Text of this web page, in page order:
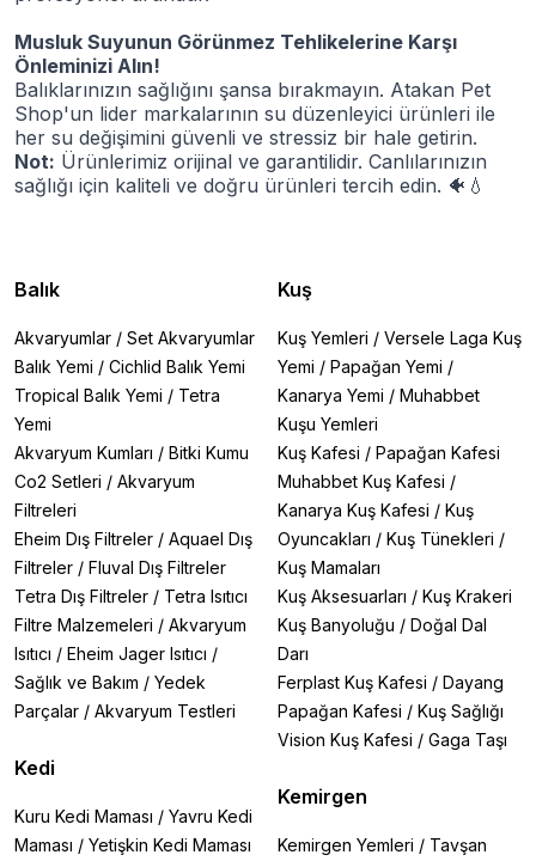
Musluk Suyunun Görünmez Tehlikelerine Karşı
Önleminizi Alın!
Balıklarınızın sağlığını şansa bırakmayın. Atakan Pet
Shop'un lider markalarının su düzenleyici ürünleri ile
her su değişimini güvenli ve stressiz bir hale getirin.
Not: Ürünlerimiz orijinal ve garantilidir. Canlılarınızın
sağlığı için kaliteli ve doğru ürünleri tercih edin. 🐠💧
Balık
Akvaryumlar / Set Akvaryumlar
Balık Yemi / Cichlid Balık Yemi
Tropical Balık Yemi / Tetra
Yemi
Akvaryum Kumları / Bitki Kumu
Co2 Setleri / Akvaryum
Filtreleri
Eheim Dış Filtreler / Aquael Dış
Filtreler / Fluval Dış Filtreler
Tetra Dış Filtreler / Tetra Isıtıcı
Filtre Malzemeleri / Akvaryum
Isıtıcı / Eheim Jager Isıtıcı /
Sağlık ve Bakım / Yedek
Parçalar / Akvaryum Testleri
Kedi
Kuru Kedi Maması / Yavru Kedi
Maması / Yetişkin Kedi Maması
Kuş
Kuş Yemleri / Versele Laga Kuş
Yemi / Papağan Yemi /
Kanarya Yemi / Muhabbet
Kuşu Yemleri
Kuş Kafesi / Papağan Kafesi
Muhabbet Kuş Kafesi /
Kanarya Kuş Kafesi / Kuş
Oyuncakları / Kuş Tünekleri /
Kuş Mamaları
Kuş Aksesuarları / Kuş Krakeri
Kuş Banyoluğu / Doğal Dal
Darı
Ferplast Kuş Kafesi / Dayang
Papağan Kafesi / Kuş Sağlığı
Vision Kuş Kafesi / Gaga Taşı
Kemirgen
Kemirgen Yemleri / Tavşan